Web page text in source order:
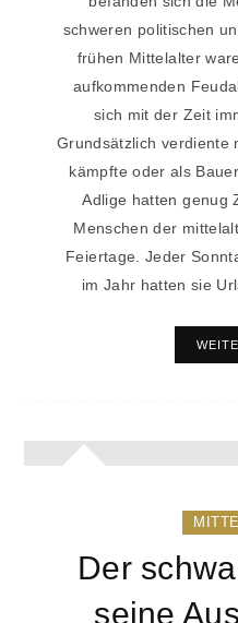
schweren politischen
frühen Mittelalter
aufkommenden
sich mit der Zeit
Grundsätzlich verdiente
kämpfte oder als
Adlige hatten genug
Menschen der
Feiertage. Jeder
im Jahr hatten sie
Der
seine